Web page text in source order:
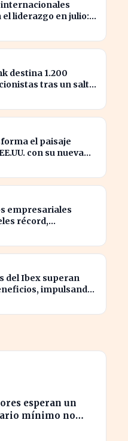
liderazgo en julio:
destina 1.200
tras un salto
el paisaje
con su nueva
empresariales
récord,
del Ibex superan
impulsando
esperan un
mínimo no